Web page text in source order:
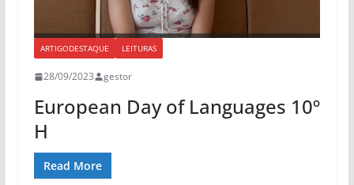
ARTIGODESTAQUE LEITURAS
28/09/2023 gestor
European Day of Languages 10º
H
Read More